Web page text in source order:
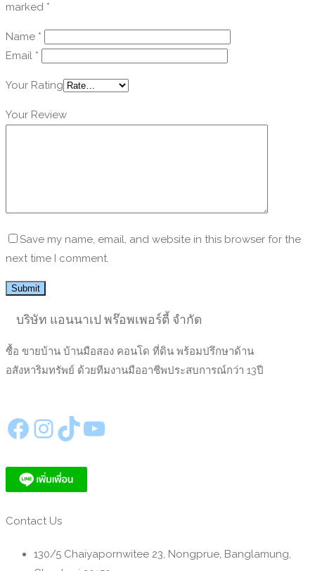
marked *
Name *
Email *
Your Rating
Your Review
Save my name, email, and website in this browser for the
next time I comment.
บริษัท แอนนาเป พร๊อพเพอร์ตี้ จำกัด
ซื้อ ขายบ้าน บ้านมือสอง คอนโด ที่ดิน พร้อมปรึกษาด้าน
อสังหาริมทรัพย์ ด้วยทีมงานมืออาชีพประสบการณ์กว่า 13ปี
https://www.facebook.com/annapeproperty InstagramTikTok YouTube
Contact Us
130/5 Chaiyapornwitee 23, Nongprue, Banglamung,